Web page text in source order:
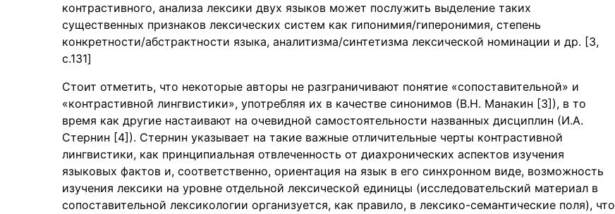
контрастивного, анализа лексики двух языков может послужить выделение таких
существенных признаков лексических систем как гипонимия/гиперонимия, степень
конкретности/абстрактности языка, аналитизма/синтетизма лексической номинации и др. [3,
c.131]
Стоит отметить, что некоторые авторы не разграничивают понятие «сопоставительной» и
«контрастивной лингвистики», употребляя их в качестве синонимов (В.Н. Манакин [3]), в то
время как другие настаивают на очевидной самостоятельности названных дисциплин (И.А.
Стернин [4]). Стернин указывает на такие важные отличительные черты контрастивной
лингвистики, как принципиальная отвлеченность от диахронических аспектов изучения
языковых фактов и, соответственно, ориентация на язык в его синхронном виде, возможность
изучения лексики на уровне отдельной лексической единицы (исследовательский материал в
сопоставительной лексикологии организуется, как правило, в лексико-семантические поля), что